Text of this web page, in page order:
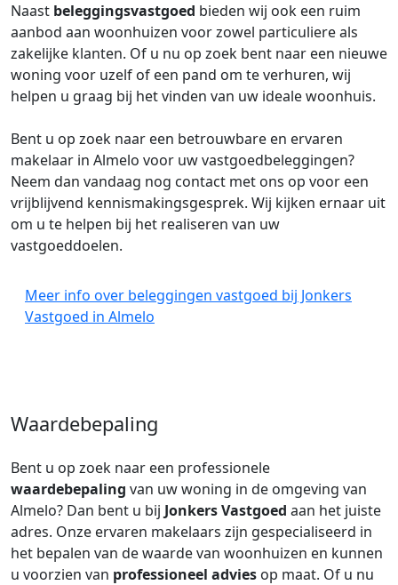
Naast beleggingsvastgoed bieden wij ook een ruim
aanbod aan woonhuizen voor zowel particuliere als
zakelijke klanten. Of u nu op zoek bent naar een nieuwe
woning voor uzelf of een pand om te verhuren, wij
helpen u graag bij het vinden van uw ideale woonhuis.
Bent u op zoek naar een betrouwbare en ervaren
makelaar in Almelo voor uw vastgoedbeleggingen?
Neem dan vandaag nog contact met ons op voor een
vrijblijvend kennismakingsgesprek. Wij kijken ernaar uit
om u te helpen bij het realiseren van uw
vastgoeddoelen.
Meer info over beleggingen vastgoed bij Jonkers
Vastgoed in Almelo
Waardebepaling
Bent u op zoek naar een professionele
waardebepaling van uw woning in de omgeving van
Almelo? Dan bent u bij Jonkers Vastgoed aan het juiste
adres. Onze ervaren makelaars zijn gespecialiseerd in
het bepalen van de waarde van woonhuizen en kunnen
u voorzien van professioneel advies op maat. Of u nu